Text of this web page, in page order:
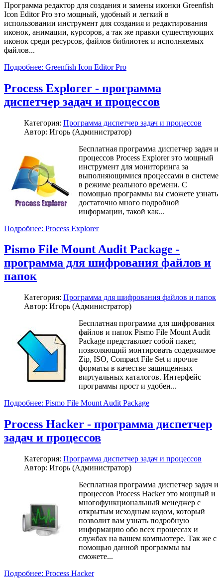
Программа редактор для создания и замены иконки Greenfish
Icon Editor Pro это мощный, удобный и легкий в
использовании инструмент для создания и редактирования
иконок, анимации, курсоров, а так же правки существующих
иконок среди ресурсов, файлов библиотек и исполняемых
файлов...
Подробнее: Greenfish Icon Editor Pro
Process Explorer - программа
диспетчер задач и процессов
Категория: Программа диспетчер задач и процессов
Автор: Игорь (Администратор)
Бесплатная программа диспетчер задач и
процессов Process Explorer это мощный
инструмент для мониторинга за
выполняющимися процессами в системе
в режиме реального времени. С
помощью программы вы сможете узнать
достаточно много подробной
информации, такой как...
Подробнее: Process Explorer
Pismo File Mount Audit Package -
программа для шифрования файлов и
папок
Категория: Программа для шифрования файлов и папок
Автор: Игорь (Администратор)
Бесплатная программа для шифрования
файлов и папок Pismo File Mount Audit
Package представляет собой пакет,
позволяющий монтировать содержимое
Zip, ISO, Compact File Set и прочие
форматы в качестве защищенных
виртуальных каталогов. Интерфейс
программы прост и удобен...
Подробнее: Pismo File Mount Audit Package
Process Hacker - программа диспетчер
задач и процессов
Категория: Программа диспетчер задач и процессов
Автор: Игорь (Администратор)
Бесплатная программа диспетчер задач и
процессов Process Hacker это мощный и
многофункциональный менеджер с
открытым исходным кодом, который
позволит вам узнать подробную
информацию обо всех процессах и
службах на вашем компьютере. Так же с
помощью данной программы вы
сможете...
Подробнее: Process Hacker